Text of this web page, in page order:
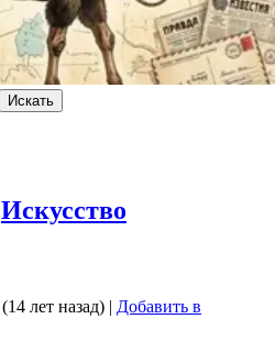
Искать
Искусство
(14 лет назад) | Добавить в